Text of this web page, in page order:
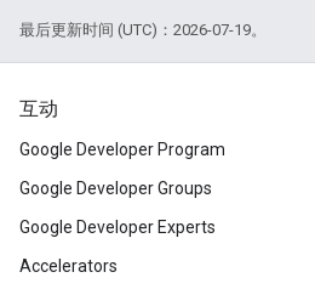
最后更新时间 (UTC)：2026-07-19。
互动
Google Developer Program
Google Developer Groups
Google Developer Experts
Accelerators